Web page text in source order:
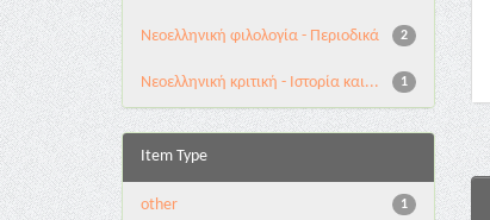
2
Νεοελληνική φιλολογία - Περιοδικά
1
Νεοελληνική κριτική - Ιστορία και...
Item Type
1
other